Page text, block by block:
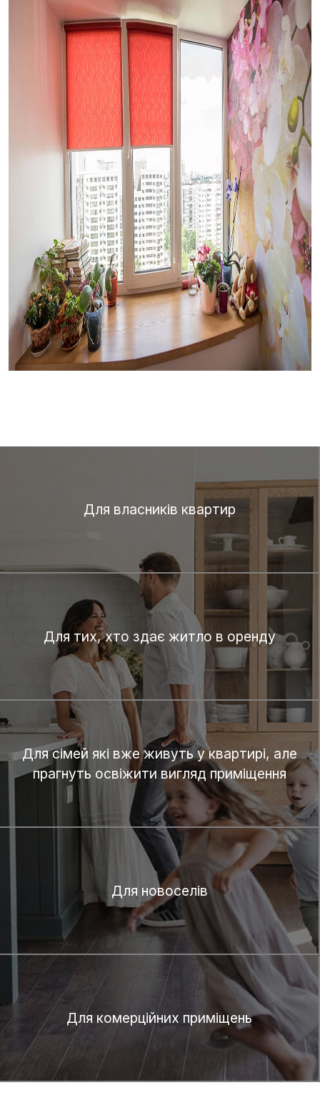
Для власників квартир
Для тих, хто здає житло в оренду
Для сімей які вже живуть у квартирі, але
прагнуть освіжити вигляд приміщення
Для новоселів
Для комерційних приміщень